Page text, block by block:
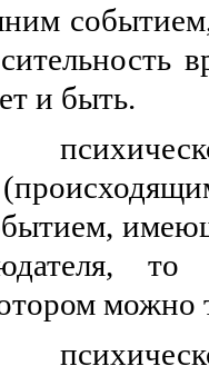
и быть.
можно